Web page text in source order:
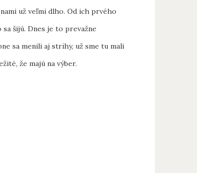
už veľmi dlho. Od ich prvého
šijú. Dnes je to prevažne
sa menili aj strihy, už sme tu mali
že majú na výber.